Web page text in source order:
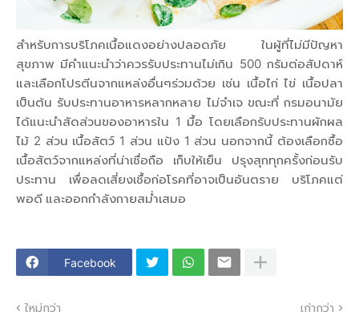
สำหรับการบริโภคเนื้อแดงอย่างปลอดภัย ในผู้ที่ไม่มีปัญหา
สุขภาพ มีคำแนะนำว่าควรรับประทานไม่เกิน 500 กรัมต่อสัปดาห์
และเลือกโปรตีนจากแหล่งอื่นๆร่วมด้วย เช่น เนื้อไก่ ไข่ เนื้อปลา
เป็นต้น รับประทานอาหารหลากหลาย ไม่จำเจ ขณะที่ กรมอนามัย
ได้แนะนำสัดส่วนของอาหารใน 1 มื้อ โดยเลือกรับประทานผักผล
ไม้ 2 ส่วน เนื้อสัตว์ 1 ส่วน แป้ง 1 ส่วน นอกจากนี้ ต้องเลือกซื้อ
เนื้อสัตว์จากแหล่งที่น่าเชื่อถือ เก็บให้เย็น ปรุงสุกทุกครั้งก่อนรับ
ประทาน เพื่อลดเสี่ยงเชื้อก่อโรคที่อาจเป็นอันตราย บริโภคแต่
พอดี และออกกำลังกายสม่ำเสมอ
Facebook
ใหม่กว่า เก่ากว่า